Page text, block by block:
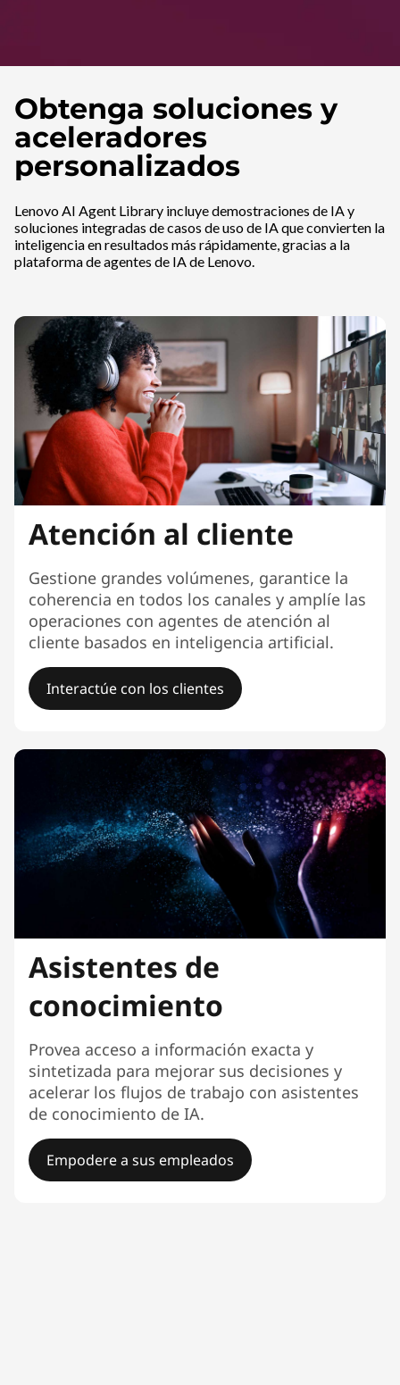
Obtenga soluciones y
aceleradores
personalizados
Lenovo AI Agent Library incluye demostraciones de IA y
soluciones integradas de casos de uso de IA que convierten la
inteligencia en resultados más rápidamente, gracias a la
plataforma de agentes de IA de Lenovo.
Atención al cliente
Gestione grandes volúmenes, garantice la
coherencia en todos los canales y amplíe las
operaciones con agentes de atención al
cliente basados en inteligencia artificial.
Interactúe con los clientes
Asistentes de
conocimiento
Provea acceso a información exacta y
sintetizada para mejorar sus decisiones y
acelerar los flujos de trabajo con asistentes
de conocimiento de IA.
Empodere a sus empleados